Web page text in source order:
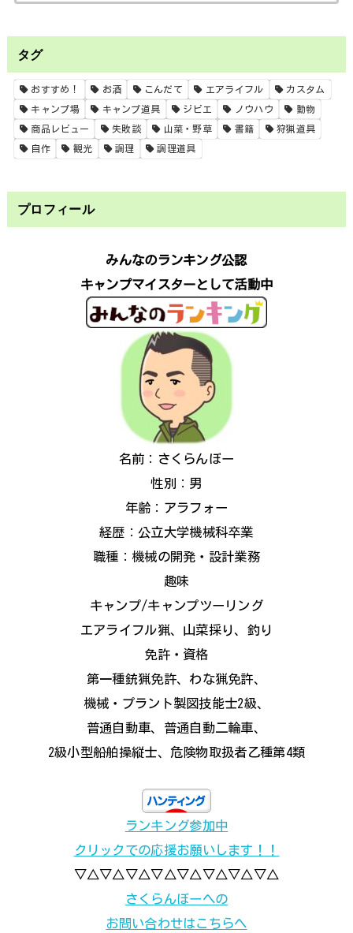
タグ
おすすめ！ お酒 こんだて エアライフル カスタム
キャンプ場 キャンプ道具 ジビエ ノウハウ 動物
商品レビュー 失敗談 山菜・野草 書籍 狩猟道具
自作 観光 調理 調理道具
プロフィール
みんなのランキング公認
キャンプマイスターとして活動中
名前：さくらんぼー
性別：男
年齢：アラフォー
経歴：公立大学機械科卒業
職種：機械の開発・設計業務
趣味
キャンプ/キャンプツーリング
エアライフル猟、山菜採り、釣り
免許・資格
第一種銃猟免許、わな猟免許、
機械・プラント製図技能士2級、
普通自動車、普通自動二輪車、
2級小型船舶操縦士、危険物取扱者乙種第4類
ランキング参加中
クリックでの応援お願いします！！
▽△▽△▽△▽△▽△▽△▽△▽△
さくらんぼーへの
お問い合わせはこちらへ